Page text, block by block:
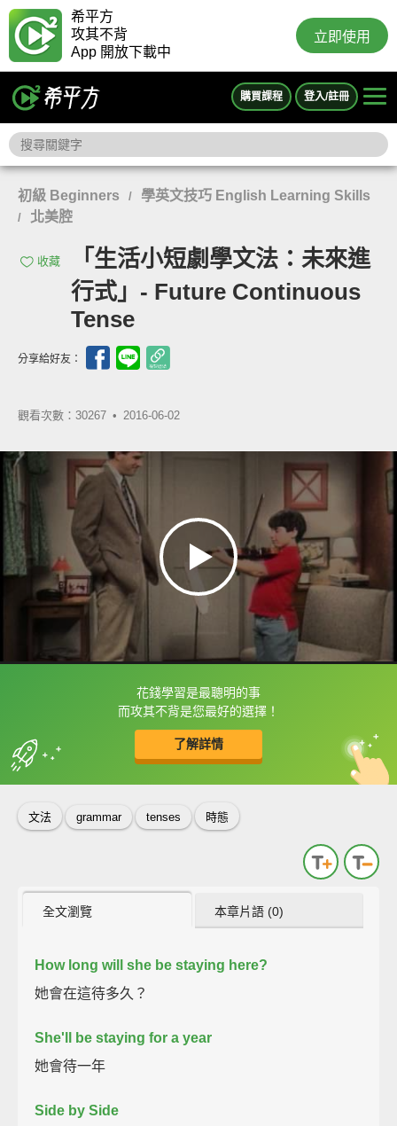
希平方
攻其不背
App 開放下載中
立即使用
購買課程 登入/註冊
初級 Beginners / 學英文技巧 English Learning Skills
/ 北美腔
收藏
「生活小短劇學文法：未來進
行式」- Future Continuous
Tense
分享給好友：
觀看次數：30267 • 2016-06-02
花錢學習是最聰明的事
而攻其不背是您最好的選擇！
了解詳情
框選或點兩下字幕可以直接查字典喔！
收錄佳句 中
英
文法 grammar tenses 時態
全文瀏覽 本章片語 (0)
How long will she be staying here?
她會在這待多久？
She'll be staying for a year
她會待一年
Side by Side